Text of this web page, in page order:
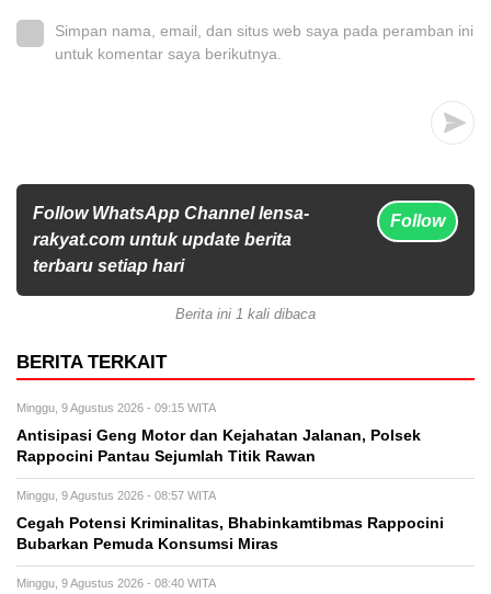
Simpan nama, email, dan situs web saya pada peramban ini
untuk komentar saya berikutnya.
Follow WhatsApp Channel lensa-
rakyat.com untuk update berita
terbaru setiap hari
Follow
Berita ini 1 kali dibaca
BERITA TERKAIT
Minggu, 9 Agustus 2026 - 09:15 WITA
Antisipasi Geng Motor dan Kejahatan Jalanan, Polsek
Rappocini Pantau Sejumlah Titik Rawan
Minggu, 9 Agustus 2026 - 08:57 WITA
Cegah Potensi Kriminalitas, Bhabinkamtibmas Rappocini
Bubarkan Pemuda Konsumsi Miras
Minggu, 9 Agustus 2026 - 08:40 WITA